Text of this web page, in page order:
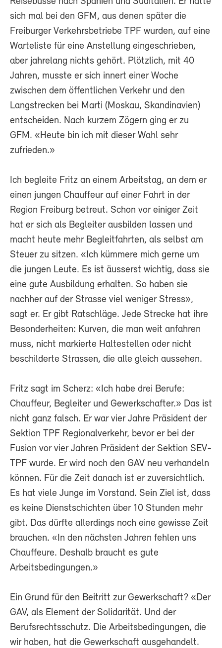
sich mal bei den GFM, aus denen später die
Freiburger Verkehrsbetriebe TPF wurden, auf eine
Warteliste für eine Anstellung eingeschrieben,
aber jahrelang nichts gehört. Plötzlich, mit 40
Jahren, musste er sich innert einer Woche
zwischen dem öffentlichen Verkehr und den
Langstrecken bei Marti (Moskau, Skandinavien)
entscheiden. Nach kurzem Zögern ging er zu
GFM. «Heute bin ich mit dieser Wahl sehr
zufrieden.»
Ich begleite Fritz an einem Arbeitstag, an dem er
einen jungen Chauffeur auf einer Fahrt in der
Region Freiburg betreut. Schon vor einiger Zeit
hat er sich als Begleiter ausbilden lassen und
macht heute mehr Begleitfahrten, als selbst am
Steuer zu sitzen. «Ich kümmere mich gerne um
die jungen Leute. Es ist äusserst wichtig, dass sie
eine gute Ausbildung erhalten. So haben sie
nachher auf der Strasse viel weniger Stress»,
sagt er. Er gibt Ratschläge. Jede Strecke hat ihre
Besonderheiten: Kurven, die man weit anfahren
muss, nicht markierte Haltestellen oder nicht
beschilderte Strassen, die alle gleich aussehen.
Fritz sagt im Scherz: «Ich habe drei Berufe:
Chauffeur, Begleiter und Gewerkschafter.» Das ist
nicht ganz falsch. Er war vier Jahre Präsident der
Sektion TPF Regionalverkehr, bevor er bei der
Fusion vor vier Jahren Präsident der Sektion SEV-
TPF wurde. Er wird noch den GAV neu verhandeln
können. Für die Zeit danach ist er zuversichtlich.
Es hat viele Junge im Vorstand. Sein Ziel ist, dass
es keine Dienstschichten über 10 Stunden mehr
gibt. Das dürfte allerdings noch eine gewisse Zeit
brauchen. «In den nächsten Jahren fehlen uns
Chauffeure. Deshalb braucht es gute
Arbeitsbedingungen.»
Ein Grund für den Beitritt zur Gewerkschaft? «Der
GAV, als Element der Solidarität. Und der
Berufsrechtsschutz. Die Arbeitsbedingungen, die
wir haben, hat die Gewerkschaft ausgehandelt.